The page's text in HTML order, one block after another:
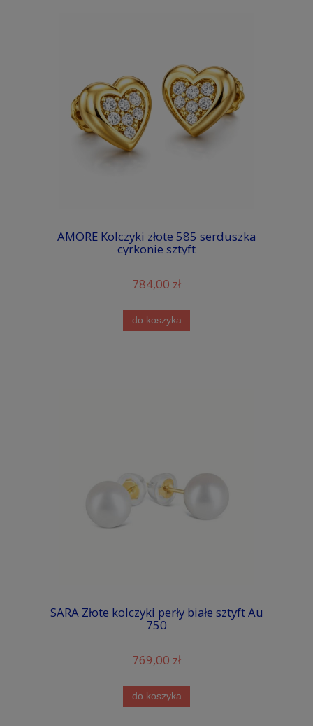
AMORE Kolczyki złote 585 serduszka
cyrkonie sztyft
784,00 zł
do koszyka
SARA Złote kolczyki perły białe sztyft Au
750
769,00 zł
do koszyka